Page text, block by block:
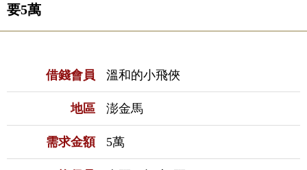
要5萬
借錢會員 溫和的小飛俠
地區 澎金馬
需求金額 5萬